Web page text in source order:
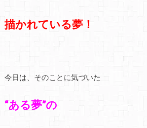
描かれている夢！
今日は、そのことに気づいた
“ある夢”の